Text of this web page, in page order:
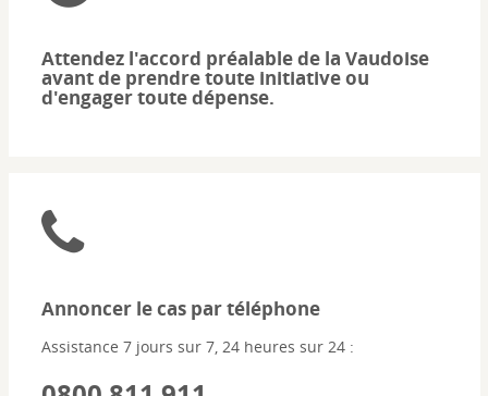
Attendez l'accord préalable de la Vaudoise
avant de prendre toute initiative ou
d'engager toute dépense.
Annoncer le cas par téléphone
Assistance 7 jours sur 7, 24 heures sur 24 :